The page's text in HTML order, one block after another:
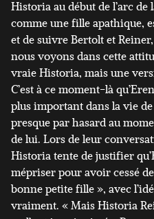
Historia au début de l’arc
comme une fille apathique,
et de suivre Bertolt et
nous voyons dans cette
vraie Historia, mais une
C’est à ce moment-là
plus important dans la vie
presque par hasard au
de lui. Lors de leur
Historia tente de justifier
mépriser pour avoir cessé
bonne petite fille », avec
vraiment. « Mais Historia